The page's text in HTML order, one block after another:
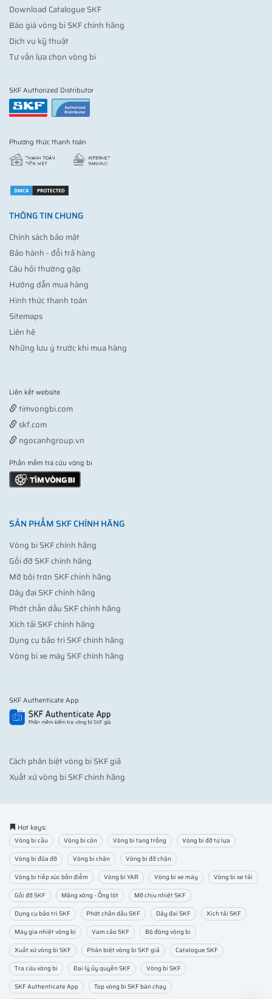
Download Catalogue SKF
Báo giá vòng bi SKF chính hãng
Dịch vụ kỹ thuật
Tư vấn lựa chọn vòng bi
SKF Authorized Distributor
Phương thức thanh toán
THÔNG TIN CHUNG
Chính sách bảo mật
Bảo hành - đổi trả hàng
Câu hỏi thường gặp
Hướng dẫn mua hàng
Hình thức thanh toán
Sitemaps
Liên hệ
Những lưu ý trước khi mua hàng
Liên kết website
timvongbi.com
skf.com
ngocanhgroup.vn
Phần mềm tra cứu vòng bi
SẢN PHẨM SKF CHÍNH HÃNG
Vòng bi SKF chính hãng
Gối đỡ SKF chính hãng
Mỡ bôi trơn SKF chính hãng
Dây đai SKF chính hãng
Phớt chắn dầu SKF chính hãng
Xích tải SKF chính hãng
Dụng cụ bảo trì SKF chính hãng
Vòng bi xe máy SKF chính hãng
SKF Authenticate App
Cách phân biệt vòng bi SKF giả
Xuất xứ vòng bi SKF chính hãng
Hot keys:
Vòng bi cầu Vòng bi côn Vòng bi tang trống
Vòng bi đỡ tự lựa
Vòng bi đũa đỡ
Vòng bi chặn
Vòng bi đỡ chặn
Vòng bi tiếp xúc bốn điểm
Vòng bi YAR Vòng bi xe máy
Vòng bi xe tải
Gối đỡ SKF
Măng xông - Ống lót
Mỡ chịu nhiệt SKF
Dụng cụ bảo trì SKF
Phớt chắn dầu SKF Dây đai SKF
Xích tải SKF
Máy gia nhiệt vòng bi
Vam cảo SKF
Bộ đóng vòng bi
Xuất xứ vòng bi SKF
Phân biệt vòng bi SKF giả
Catalogue SKF
Tra cứu vòng bi
Đại lý ủy quyền SKF
Vòng bi SKF
SKF Authenticate App
Top vòng bi SKF bán chạy